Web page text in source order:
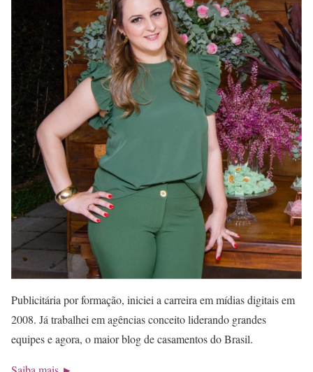
Publicitária por formação, iniciei a carreira em mídias digitais em
2008. Já trabalhei em agências conceito liderando grandes
equipes e agora, o maior blog de casamentos do Brasil.